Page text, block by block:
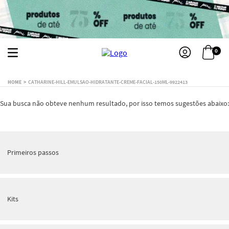
0
CATHARINE-HILL-EMULSAO-HIDRATANTE-CREME-FACIAL-150ML-9922413
Sua busca não obteve nenhum resultado, por isso temos sugestões abaixo:
Primeiros passos
Kits